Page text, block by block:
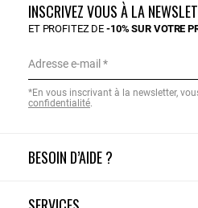
BESOIN D’AIDE ?
INSCRIVEZ VOUS À LA
ET PROFITEZ DE-10% SUR VOTRE
Adresse e-mail
*En vous inscrivant à la newsletter,
confidentialité.